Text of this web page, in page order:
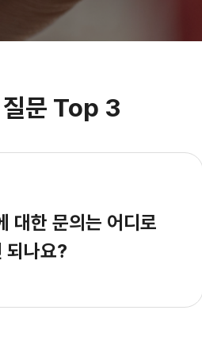
질문 Top 3
대한 문의는 어디로
되나요?